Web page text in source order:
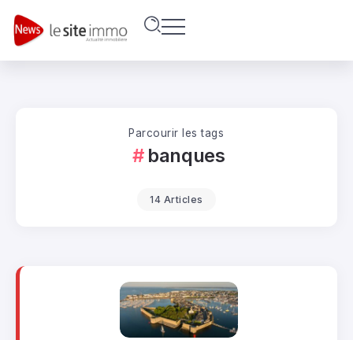
Parcourir les tags
banques
14 Articles